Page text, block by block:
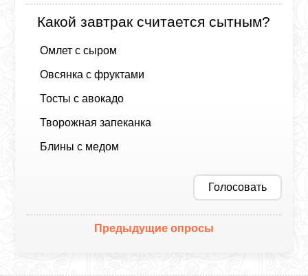
Какой завтрак считается сытным?
Омлет с сыром
Овсянка с фруктами
Тосты с авокадо
Творожная запеканка
Блины с медом
Голосовать
Предыдущие опросы